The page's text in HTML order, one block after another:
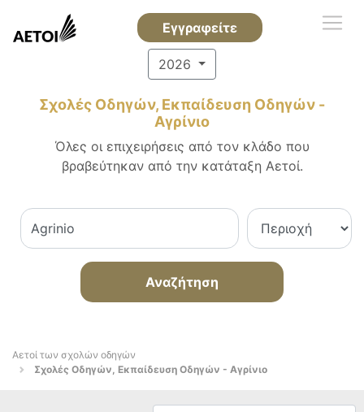
Εγγραφείτε
2026
Σχολές Οδηγών, Εκπαίδευση Οδηγών -
Αγρίνιο
Όλες οι επιχειρήσεις από τον κλάδο που
βραβεύτηκαν από την κατάταξη Αετοί.
Αναζήτηση
Αετοί των σχολών οδηγών
Σχολές Οδηγών, Εκπαίδευση Οδηγών - Αγρίνιο